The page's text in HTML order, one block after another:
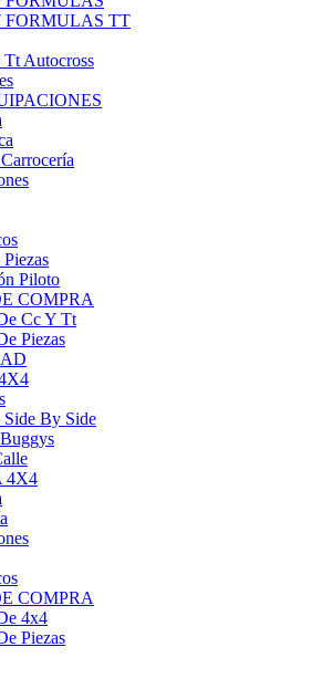
Tt Autocross
Piloto
COMPRA
Cc Y Tt
Piezas
By Side
4X4
COMPRA
4x4
Piezas
Circuito